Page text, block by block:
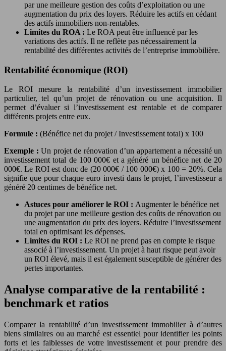
par une meilleure gestion des coûts d’exploitation ou une
augmentation du prix des loyers. Réduire les actifs en cédant
des actifs immobiliers non-rentables.
Limites du ROA : Le ROA peut être influencé par les
variations des actifs. Il ne reflète pas nécessairement la
rentabilité des différentes activités de l’entreprise immobilière.
Rentabilité économique (ROI)
Le ROI mesure la rentabilité d’un investissement immobilier
particulier, tel qu’un projet de rénovation ou une acquisition. Il
permet d’évaluer si l’investissement est rentable et de comparer
différents projets entre eux.
Formule : (Bénéfice net du projet / Investissement total) x 100
Exemple : Un projet de rénovation d’un appartement a nécessité un
investissement total de 100 000€ et a généré un bénéfice net de 20
000€. Le ROI est donc de (20 000€ / 100 000€) x 100 = 20%. Cela
signifie que pour chaque euro investi dans le projet, l’investisseur a
généré 20 centimes de bénéfice net.
Astuces pour améliorer le ROI : Augmenter le bénéfice net
du projet par une meilleure gestion des coûts de rénovation ou
une augmentation du prix des loyers. Réduire l’investissement
total en optimisant les dépenses.
Limites du ROI : Le ROI ne prend pas en compte le risque
associé à l’investissement. Un projet à haut risque peut avoir
un ROI élevé, mais il est également susceptible de générer des
pertes importantes.
Analyse comparative de la rentabilité :
benchmark et ratios
Comparer la rentabilité d’un investissement immobilier à d’autres
biens similaires ou au marché est essentiel pour identifier les points
forts et les faiblesses de votre investissement et pour prendre des